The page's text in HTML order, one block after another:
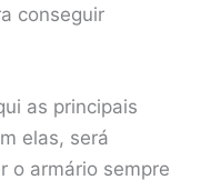
conseguir
as principais
elas, será
o armário sempre